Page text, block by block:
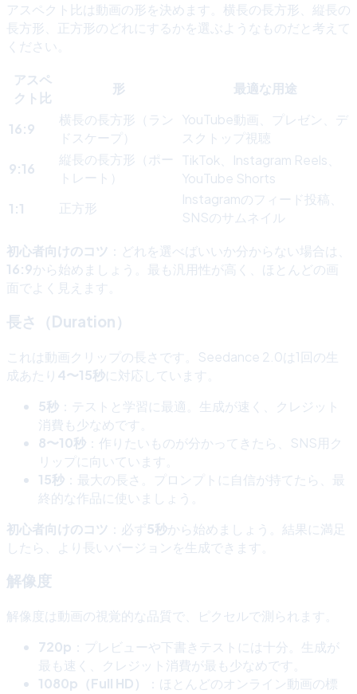
アスペクト比は動画の形を決めます。横長の長方形、縦長の
長方形、正方形のどれにするかを選ぶようなものだと考えて
ください。
アスペ
クト比
形 最適な用途
16:9
横長の長方形（ラン
ドスケープ）
YouTube動画、プレゼン、デ
スクトップ視聴
9:16
縦長の長方形（ポー
トレート）
TikTok、Instagram Reels、
YouTube Shorts
1:1
正方形
Instagramのフィード投稿、
SNSのサムネイル
初心者向けのコツ ：どれを選べばいいか分からない場合は、
16:9から始めましょう。最も汎用性が高く、ほとんどの画
面でよく見えます。
長さ（Duration）
これは動画クリップの長さです。Seedance 2.0は1回の生
成あたり 4〜15秒に対応しています。
5秒 ：テストと学習に最適。生成が速く、クレジット
消費も少なめです。
8〜10秒 ：作りたいものが分かってきたら、SNS用ク
リップに向いています。
15秒 ：最大の長さ。プロンプトに自信が持てたら、最
終的な作品に使いましょう。
初心者向けのコツ ：必ず5秒から始めましょう。結果に満足
したら、より長いバージョンを生成できます。
解像度
解像度は動画の視覚的な品質で、ピクセルで測られます。
720p ：プレビューや下書きテストには十分。生成が
最も速く、クレジット消費が最も少なめです。
1080p（Full HD）
：ほとんどのオンライン動画の標